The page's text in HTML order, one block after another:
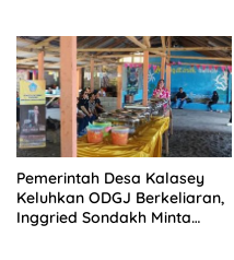
Pemerintah Desa Kalasey
Keluhkan ODGJ Berkeliaran,
Inggried Sondakh Minta